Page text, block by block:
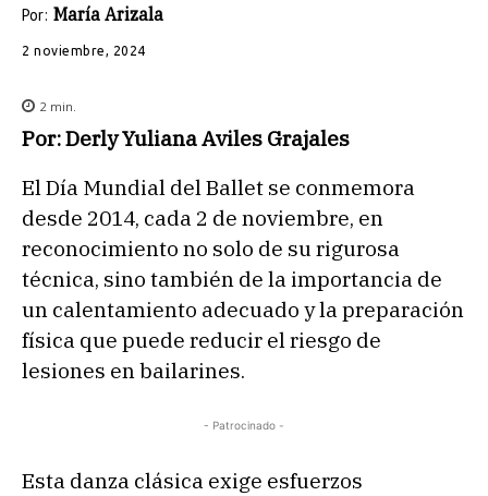
Por: María Arizala
2 noviembre, 2024
2 min.
Por: Derly Yuliana Aviles Grajales
El Día Mundial del Ballet se conmemora
desde 2014, cada 2 de noviembre, en
reconocimiento no solo de su rigurosa
técnica, sino también de la importancia de
un calentamiento adecuado y la preparación
física que puede reducir el riesgo de
lesiones en bailarines.
- Patrocinado -
Esta danza clásica exige esfuerzos